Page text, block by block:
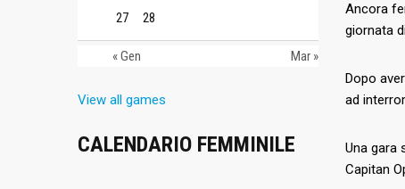
Ancora
giornata
Dopo
ad
Una gara
Capitan
« Gen Mar »
27 28
View all games
CALENDARIO FEMMINILE